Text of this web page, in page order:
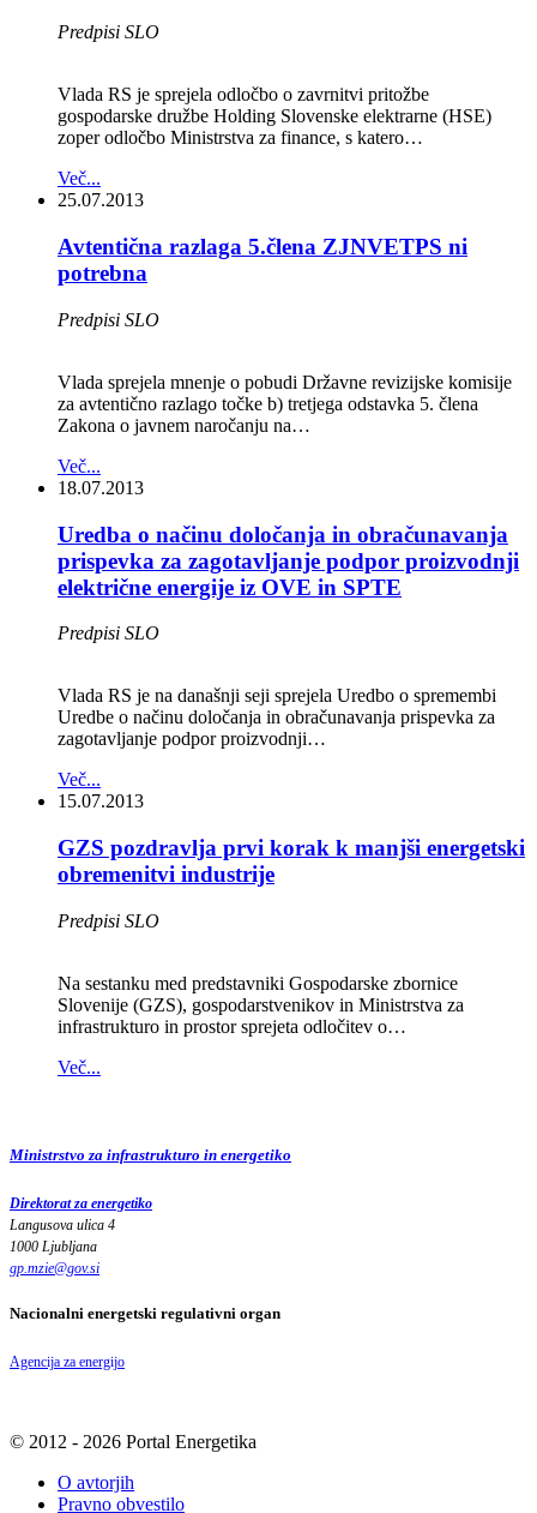
Predpisi SLO
Vlada RS je sprejela odločbo o zavrnitvi pritožbe
gospodarske družbe Holding Slovenske elektrarne (HSE)
zoper odločbo Ministrstva za finance, s katero…
Več...
25.07.2013
Avtentična razlaga 5.člena ZJNVETPS ni
potrebna
Predpisi SLO
Vlada sprejela mnenje o pobudi Državne revizijske komisije
za avtentično razlago točke b) tretjega odstavka 5. člena
Zakona o javnem naročanju na…
Več...
18.07.2013
Uredba o načinu določanja in obračunavanja
prispevka za zagotavljanje podpor proizvodnji
električne energije iz OVE in SPTE
Predpisi SLO
Vlada RS je na današnji seji sprejela Uredbo o spremembi
Uredbe o načinu določanja in obračunavanja prispevka za
zagotavljanje podpor proizvodnji…
Več...
15.07.2013
GZS pozdravlja prvi korak k manjši energetski
obremenitvi industrije
Predpisi SLO
Na sestanku med predstavniki Gospodarske zbornice
Slovenije (GZS), gospodarstvenikov in Ministrstva za
infrastrukturo in prostor sprejeta odločitev o…
Več...
Ministrstvo za infrastrukturo in energetiko
Direktorat za energetiko
Langusova ulica 4
1000 Ljubljana
gp.mzie@gov.si
Nacionalni energetski regulativni organ
Agencija za energijo
© 2012 - 2026 Portal Energetika
O avtorjih
Pravno obvestilo